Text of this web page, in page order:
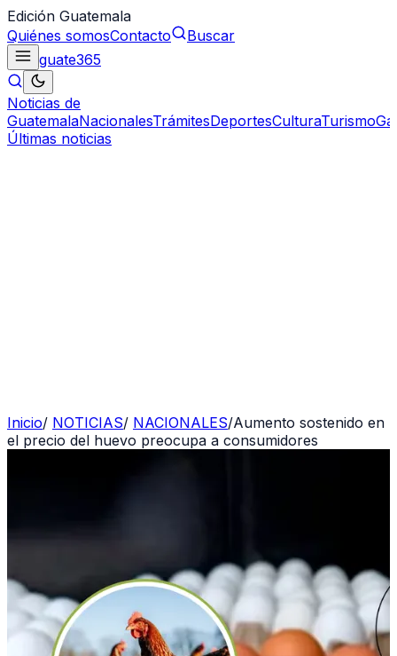
Edición Guatemala
Quiénes somosContacto
Buscar
guate365
Noticias de
GuatemalaNacionalesTrámitesDeportesCulturaTurismo
Últimas noticias
Inicio/ NOTICIAS/ NACIONALES/Aumento sostenido en
el precio del huevo preocupa a consumidores